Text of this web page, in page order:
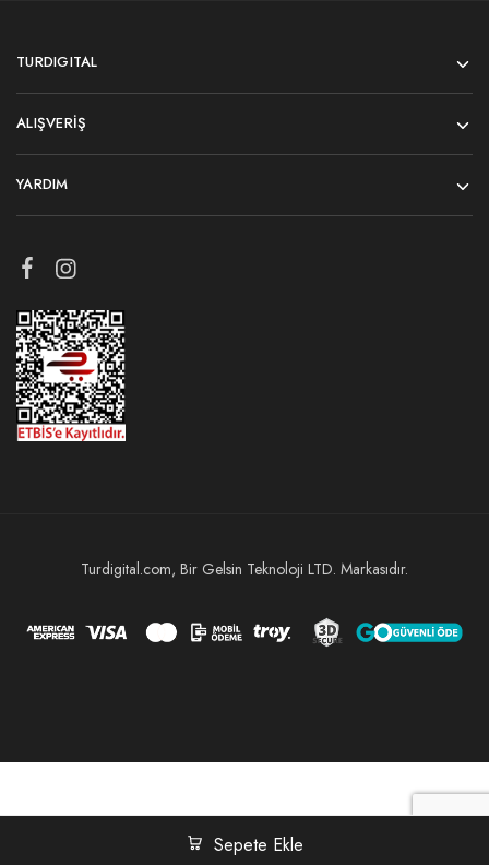
TURDIGITAL
ALIŞVERIŞ
YARDIM
Turdigital.com, Bir Gelsin Teknoloji LTD. Markasıdır.
Sepete Ekle